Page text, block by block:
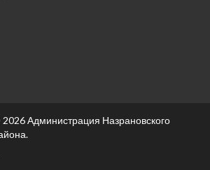
2026Администрация Назрановского
.